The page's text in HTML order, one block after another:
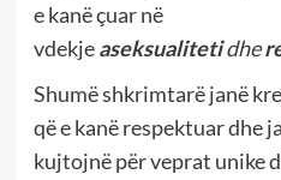
e kanë çuar në
vdekjeaseksualitetidhe
Shumë shkrimtarë janë
që e kanë respektuar dhe
kujtojnë për veprat unike